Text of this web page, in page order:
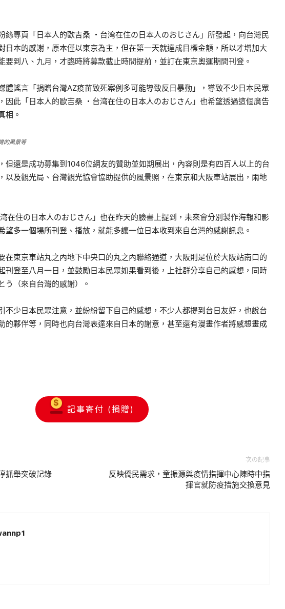
專頁「日本人的歐吉桑 ・台湾在住の日本人のおじさん」所發起，向台灣民
日本的感謝，原本僅以東京為主，但在第一天就達成目標金額，所以才增加大
要到八、九月，才臨時將募款截止時間提前，並訂在東京奧運期間刊登。
謠言「捐贈台灣AZ疫苗致死案例多可能導致反日暴動」，導致不少日本民眾
因此「日本人的歐吉桑 ・台湾在住の日本人のおじさん」也希望透過這個廣告
相。
的風景等
但還是成功募集到1046位網友的贊助並如期展出，內容則是有四百人以上的台
以及觀光局、台灣觀光協會協助提供的風景照，在東京和大阪車站展出，兩地
在住の日本人のおじさん」也在昨天的臉書上提到，未來會分別製作海報和影
望多一個場所刊登、播放，就能多讓一位日本收到來自台灣的感謝訊息。
東京車站丸之內地下中央口的丸之內聯絡通道，大阪則是位於大阪站南口的
刊登至八月一日，並鼓勵日本民眾如果看到後，上社群分享自己的感想，同時
う（來自台灣的感謝）。
少日本民眾注意，並紛紛留下自己的感想，不少人都提到台日友好，也說台
的夥伴等，同時也向台灣表達來自日本的謝意，甚至還有漫畫作者將感想畫成
記事寄付 (捐贈)
抓舉突破記錄
次の記事
反映僑民需求，童振源與疫情指揮中心陳時中指
揮官就防疫措施交換意見